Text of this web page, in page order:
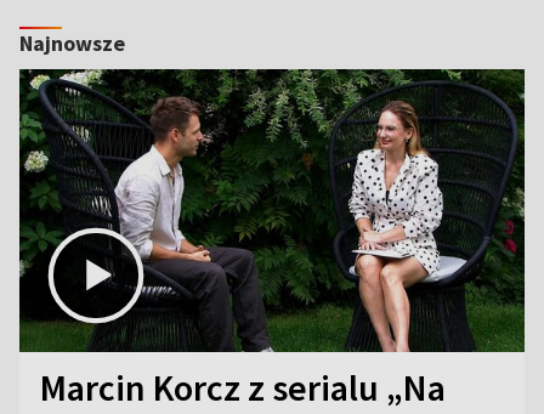
Najnowsze
Marcin Korcz z serialu „Na